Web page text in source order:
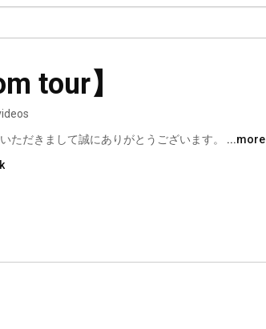
tour】
ただきまして誠にありがとうございます。 ...more